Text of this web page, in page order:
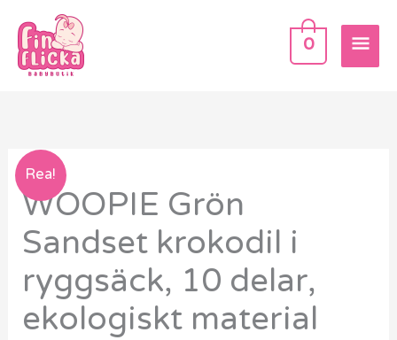
innehåll
0
Rea!
WOOPIE Grön
Sandset krokodil i
ryggsäck, 10 delar,
ekologiskt material